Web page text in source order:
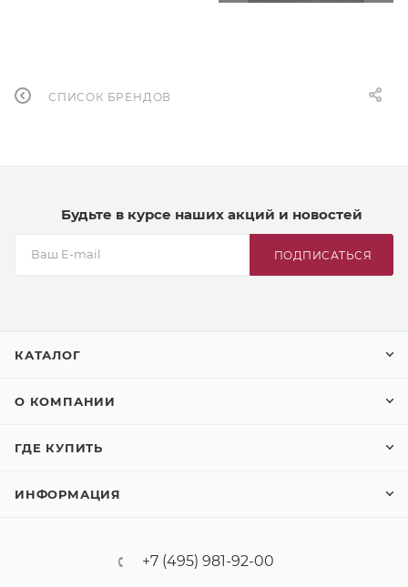
СПИСОК БРЕНДОВ
Будьте в курсе наших акций и новостей
ПОДПИСАТЬСЯ
КАТАЛОГ
О КОМПАНИИ
ГДЕ КУПИТЬ
ИНФОРМАЦИЯ
+7 (495) 981-92-00